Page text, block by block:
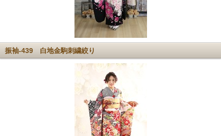
振袖-439 白地金駒刺繍絞り